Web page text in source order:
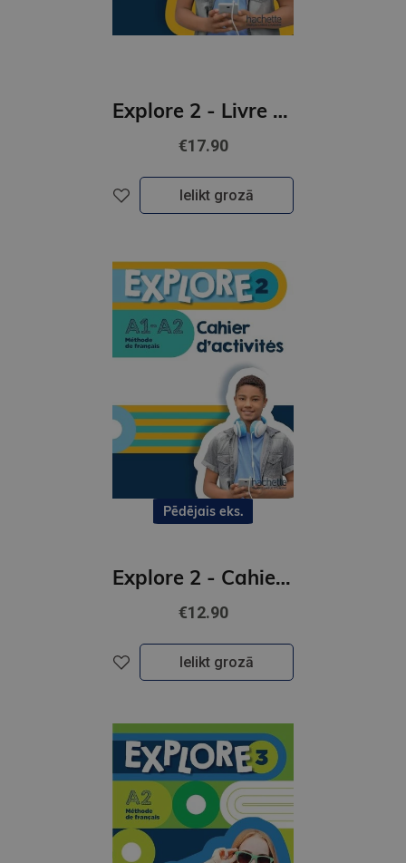
Explore 2 - Livre de l'eleve (A1-A2)
€17.90
Ielikt grozā
Pēdējais eks.
Explore 2 - Cahier d'activites (A1-A2)
€12.90
Ielikt grozā